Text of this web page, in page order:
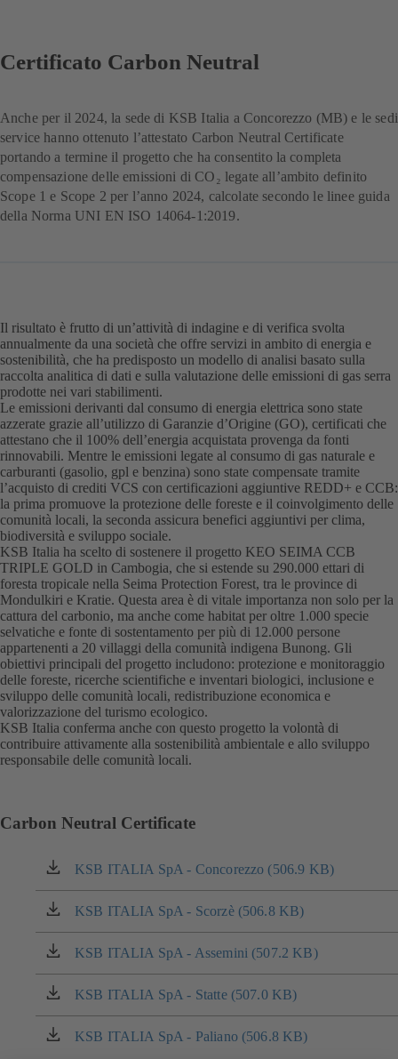
Certificato Carbon Neutral
Anche per il 2024, la sede di KSB Italia a Concorezzo (MB) e le sedi
service hanno ottenuto l’attestato Carbon Neutral Certificate
portando a termine il progetto che ha consentito la completa
compensazione delle emissioni di CO₂ legate all’ambito definito
Scope 1 e Scope 2 per l’anno 2024, calcolate secondo le linee guida
della Norma UNI EN ISO 14064-1:2019.
Il risultato è frutto di un’attività di indagine e di verifica svolta
annualmente da una società che offre servizi in ambito di energia e
sostenibilità, che ha predisposto un modello di analisi basato sulla
raccolta analitica di dati e sulla valutazione delle emissioni di gas serra
prodotte nei vari stabilimenti.
Le emissioni derivanti dal consumo di energia elettrica sono state
azzerate grazie all’utilizzo di Garanzie d’Origine (GO), certificati che
attestano che il 100% dell’energia acquistata provenga da fonti
rinnovabili. Mentre le emissioni legate al consumo di gas naturale e
carburanti (gasolio, gpl e benzina) sono state compensate tramite
l’acquisto di crediti VCS con certificazioni aggiuntive REDD+ e CCB:
la prima promuove la protezione delle foreste e il coinvolgimento delle
comunità locali, la seconda assicura benefici aggiuntivi per clima,
biodiversità e sviluppo sociale.
KSB Italia ha scelto di sostenere il progetto KEO SEIMA CCB
TRIPLE GOLD in Cambogia, che si estende su 290.000 ettari di
foresta tropicale nella Seima Protection Forest, tra le province di
Mondulkiri e Kratie. Questa area è di vitale importanza non solo per la
cattura del carbonio, ma anche come habitat per oltre 1.000 specie
selvatiche e fonte di sostentamento per più di 12.000 persone
appartenenti a 20 villaggi della comunità indigena Bunong. Gli
obiettivi principali del progetto includono: protezione e monitoraggio
delle foreste, ricerche scientifiche e inventari biologici, inclusione e
sviluppo delle comunità locali, redistribuzione economica e
valorizzazione del turismo ecologico.
KSB Italia conferma anche con questo progetto la volontà di
contribuire attivamente alla sostenibilità ambientale e allo sviluppo
responsabile delle comunità locali.
Carbon Neutral Certificate
KSB ITALIA SpA - Concorezzo (506.9 KB)
(si
apre
in
nuova
KSB ITALIA SpA - Scorzè (506.8 KB)
(si
apre
in
nuova
KSB ITALIA SpA - Assemini (507.2 KB)
(si
apre
in
nuova
KSB ITALIA SpA - Statte (507.0 KB)
(si
apre
in
KSB ITALIA SpA - Paliano (506.8 KB)
(si